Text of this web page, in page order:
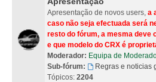
Apresentação de novos users, a
caso não seja efectuada será
resto do fórum, a mesma deve
e que modelo do CRX é
Moderador: Equipa de
Sub-fórum:
Regras e noticias
Tópicos: 2204